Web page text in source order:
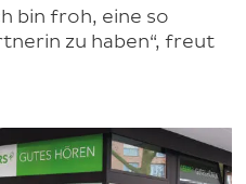
bin froh, eine so
zu haben“, freut